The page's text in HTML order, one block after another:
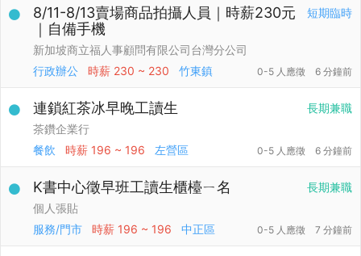
短期臨時
8/11-8/13賣場商品拍攝人員｜時薪230元
｜自備手機
新加坡商立福人事顧問有限公司台灣分公司
行政辦公
時薪 230 ~ 230 竹東鎮 0-5 人應徵 6 分鐘前
長期兼職
連鎖紅茶冰早晚工讀生
茶鑽企業行
餐飲
時薪 196 ~ 196 左營區 0-5 人應徵 6 分鐘前
長期兼職
K書中心徵早班工讀生櫃檯ㄧ名
個人張貼
服務/門市
時薪 196 ~ 196 中正區 0-5 人應徵 7 分鐘前